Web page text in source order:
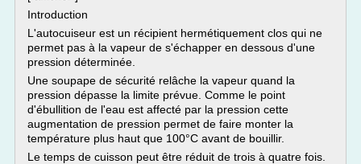
Introduction
L'autocuiseur est un récipient hermétiquement clos qui ne
permet pas à la vapeur de s'échapper en dessous d'une
pression déterminée.
Une soupape de sécurité relâche la vapeur quand la
pression dépasse la limite prévue. Comme le point
d'ébullition de l'eau est affecté par la pression cette
augmentation de pression permet de faire monter la
température plus haut que 100°C avant de bouillir.
Le temps de cuisson peut être réduit de trois à quatre fois.